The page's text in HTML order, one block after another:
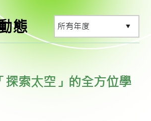
態
探索太空」的全方位學